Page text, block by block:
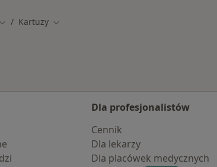
Zmień miasto
Kartuzy Zmień miasto
Dla profesjonalistów
Cennik
Dla lekarzy
Dla placówek medycznych